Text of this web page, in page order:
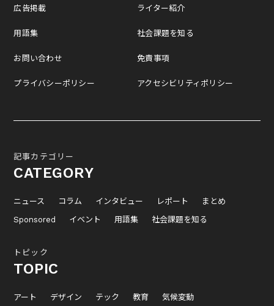
広告掲載
用語集
お問い合わせ
プライバシーポリシー
ライター紹介
社会課題を知る
免責事項
アクセシビリティポリシー
記事カテゴリー
CATEGORY
ニュース コラム インタビュー レポート
まとめ
Sponsored
イベント 用語集 社会課題を知る
トピック
TOPIC
アート デザイン テック 教育 気候変動